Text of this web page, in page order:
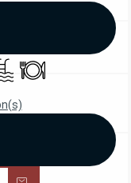
/ Espace jeux
Restaurant